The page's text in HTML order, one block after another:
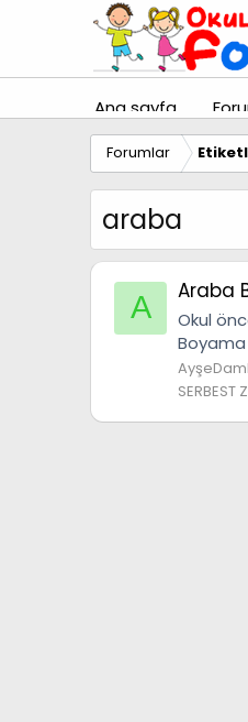
Ana sayfa
Forumlar
araba
A Araba
Okul
Boyama
SERBEST